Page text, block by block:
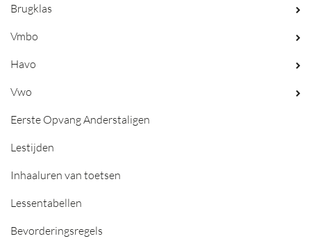
Brugklas
Vmbo
Havo
Vwo
Eerste Opvang Anderstaligen
Lestijden
Inhaaluren van toetsen
Lessentabellen
Bevorderingsregels